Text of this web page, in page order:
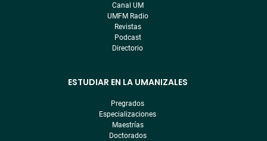
Canal UM
UMFM Radio
Revistas
Podcast
Directorio
ESTUDIAR EN LA UMANIZALES
Pregrados
Especializaciones
Maestrías
Doctorados